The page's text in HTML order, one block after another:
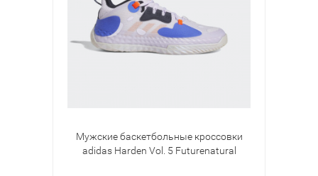
Мужские баскетбольные кроссовки
adidas Harden Vol. 5 Futurenatural